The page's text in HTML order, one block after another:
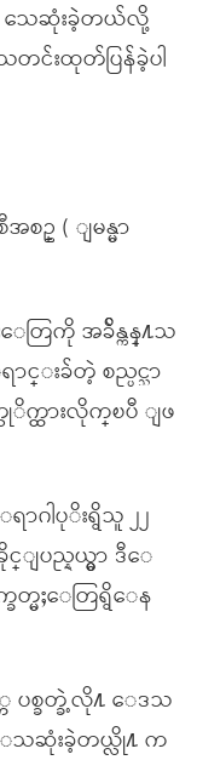
သေဆုံးခဲ့တယ်လို့
တင်းထုတ်ပြန်ခဲ့ပါ
ဥ္ ( ျမန္မာ
ေတြကို အခ်ိန္ကန္႔သ
င္းခ်တဲ့ စည္ပင္သာ
က္ထားလိုက္ၿပီ ျဖ
ဂါပုိးရွိသူ ၂၂
ပည္နယ္မွာ ဒီေ
တ္မႈေတြရွိေန
က ပစ္ခတ္ခဲ့လို႔ ေဒသ
ဆုံးခဲ့တယ္လို႔ က